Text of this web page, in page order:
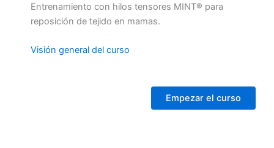
Entrenamiento con hilos tensores MINT® para
reposición de tejido en mamas.
Visión general del curso
Empezar el curso